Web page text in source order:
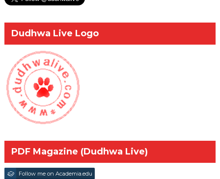
Dudhwa Live Logo
PDF Magazine (Dudhwa Live)
Follow me on Academia.edu